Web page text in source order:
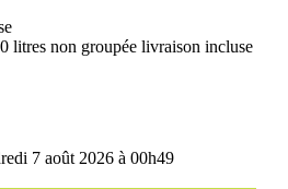
litres non groupée livraison incluse
7 août 2026 à 00h49